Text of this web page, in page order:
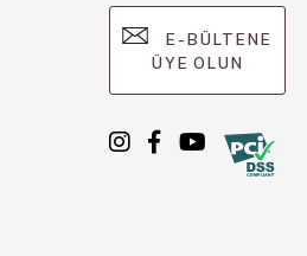
E-BÜLTENE
ÜYE OLUN